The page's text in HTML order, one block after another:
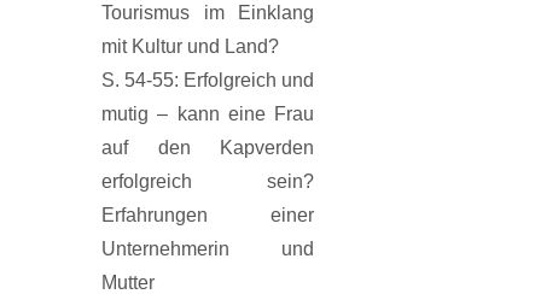
Tourismus im Einklang
mit Kultur und Land?
S. 54-55: Erfolgreich und
mutig – kann eine Frau
auf den Kapverden
erfolgreich sein?
Erfahrungen einer
Unternehmerin und
Mutter